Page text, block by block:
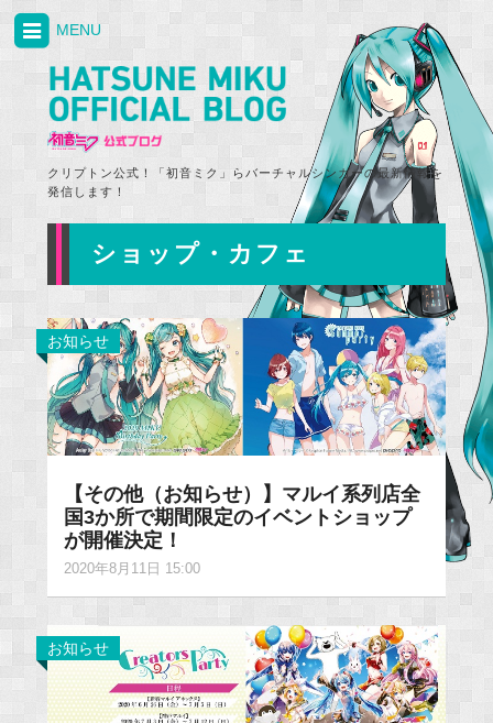
クリプトン公式！「初音ミク」らバーチャルシンガーの最新情報を
発信します！
MENU
ショップ・カフェ
お知らせ
【その他（お知らせ）】マルイ系列店全
国3か所で期間限定のイベントショップ
が開催決定！
2020年8月11日 15:00
お知らせ